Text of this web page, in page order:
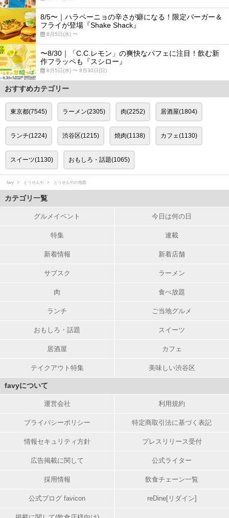
8/5〜｜ハラペーニョの辛さが癖になる！限定バーガー＆
フライが登場『Shake Shack』
8月5日(水) 〜
〜8/30｜「C.C.レモン」の爽快なパフェに注目！飲む新
作フラッペも『スシロー』
8月5日(水) 〜 8月30日(日)
おすすめカテゴリー
東京都(7545) ラーメン(2305) 肉(2252) 居酒屋(1804)
ランチ(1224) 渋谷区(1215) 焼肉(1138) カフェ(1130)
スイーツ(1130) おもしろ・話題(1065)
favy とうせんや とうせんやの地図
カテゴリ一覧
グルメイベント 今日は何の日
特集 連載
新着情報 新着店舗
サブスク ラーメン
肉 食べ放題
ランチ ご当地グルメ
おもしろ・話題 スイーツ
居酒屋 カフェ
テイクアウト特集 美味しい渋谷区
favyについて
運営会社 利用規約
プライバシーポリシー 特定商取引法に基づく表記
情報セキュリティ方針 プレスリリース受付
広告掲載に関して 公式ライター
採用情報 飲食チェーン一覧
公式ブログ favicon reDine[リダイン]